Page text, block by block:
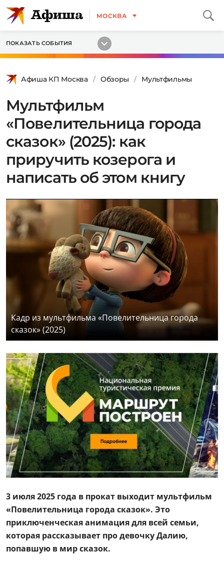
МОСКВА
ПОКАЗАТЬ СОБЫТИЯ
Афиша КП Москва Обзоры Мультфильмы
Мультфильм
«Повелительница города
сказок» (2025): как
приручить козерога и
написать об этом книгу
Кадр из мультфильма «Повелительница города
сказок» (2025)
3 июля 2025 года в прокат выходит мультфильм
«Повелительница города сказок». Это
приключенческая анимация для всей семьи,
которая рассказывает про девочку Далию,
попавшую в мир сказок.